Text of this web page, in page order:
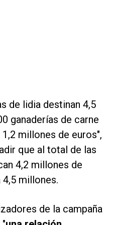
de lidia destinan 4,5
ganaderías de carne
millones de euros",
que al total de las
4,2 millones de
millones.
de la campaña